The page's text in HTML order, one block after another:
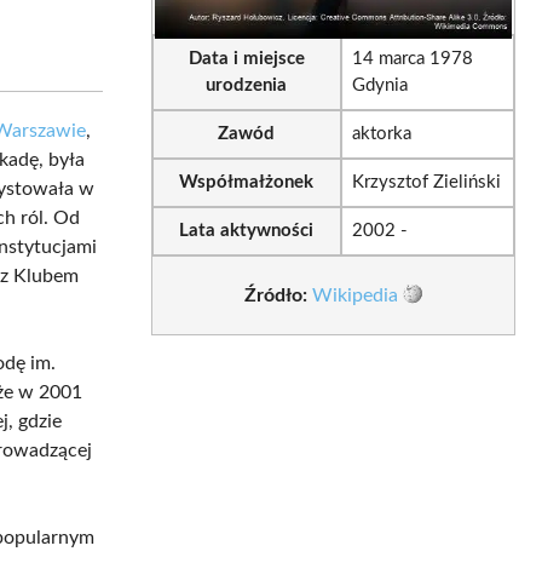
,
była
w
ról. Od
Klubem
im.
w 2001
gdzie
Data i miejsce
urodzenia
14 marca 1978
Gdynia
Zawód aktorka
Współmałżonek Krzysztof Zieliński
Lata aktywności 2002 -
Źródło: Wikipedia